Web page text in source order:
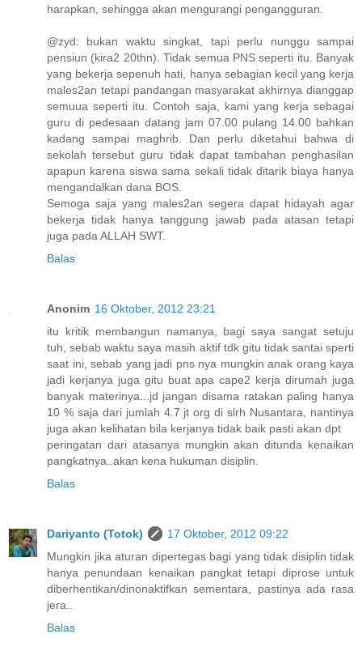
harapkan, sehingga akan mengurangi pengangguran.
@zyd: bukan waktu singkat, tapi perlu nunggu sampai
pensiun (kira2 20thn). Tidak semua PNS seperti itu. Banyak
yang bekerja sepenuh hati, hanya sebagian kecil yang kerja
males2an tetapi pandangan masyarakat akhirnya dianggap
semuua seperti itu. Contoh saja, kami yang kerja sebagai
guru di pedesaan datang jam 07.00 pulang 14.00 bahkan
kadang sampai maghrib. Dan perlu diketahui bahwa di
sekolah tersebut guru tidak dapat tambahan penghasilan
apapun karena siswa sama sekali tidak ditarik biaya hanya
mengandalkan dana BOS.
Semoga saja yang males2an segera dapat hidayah agar
bekerja tidak hanya tanggung jawab pada atasan tetapi
juga pada ALLAH SWT.
Balas
Anonim 16 Oktober, 2012 23:21
itu kritik membangun namanya, bagi saya sangat setuju
tuh, sebab waktu saya masih aktif tdk gitu tidak santai sperti
saat ini, sebab yang jadi pns nya mungkin anak orang kaya
jadi kerjanya juga gitu buat apa cape2 kerja dirumah juga
banyak materinya...jd jangan disama ratakan paling hanya
10 % saja dari jumlah 4.7 jt org di slrh Nusantara, nantinya
juga akan kelihatan bila kerjanya tidak baik pasti akan dpt
peringatan dari atasanya mungkin akan ditunda kenaikan
pangkatnya..akan kena hukuman disiplin.
Balas
Dariyanto (Totok)
17 Oktober, 2012 09:22
Mungkin jika aturan dipertegas bagi yang tidak disiplin tidak
hanya penundaan kenaikan pangkat tetapi diprose untuk
diberhentikan/dinonaktifkan sementara, pastinya ada rasa
jera..
Balas